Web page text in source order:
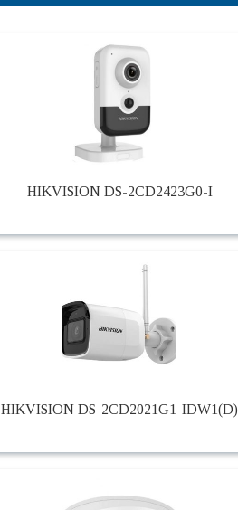
HIKVISION DS-2CD2423G0-I
HIKVISION DS-2CD2021G1-IDW1(D)